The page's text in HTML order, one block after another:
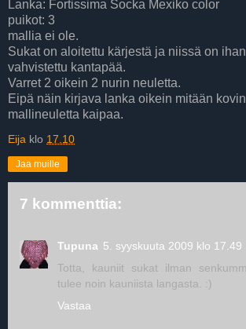
Lanka: Fortissima Socka Mexiko color
puikot: 3
mallia ei ole.
Sukat on aloitettu kärjestä ja niissä on
vahvistettu kantapää.
Varret 2 oikein 2 nurin neuletta.
Eipä näin kirjava lanka oikein mitään
mallineuletta kaipaa.
Eija klo 17.10
Jaa muille
7 kommenttia:
Tupuna 5. syyskuuta 2009 klo 17.49
Totta, kauniit sukat ilman
tulee noin kauniista langasta. :)
Vastaa